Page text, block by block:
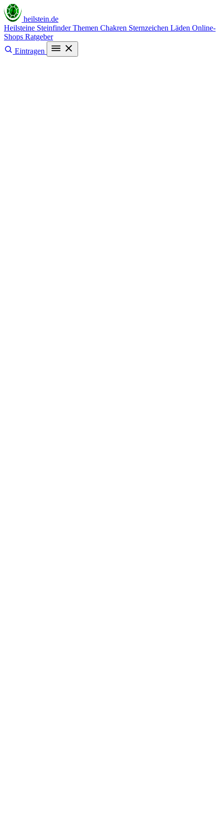
heilstein.de
Heilsteine SteinfinderThemen Chakren Sternzeichen Läden Online-
Shops Ratgeber
Eintragen